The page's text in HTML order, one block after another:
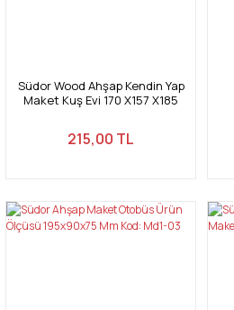
Südor Wood Ahşap Kendin Yap
Maket Kuş Evi 170 X157 X185
215,00 TL